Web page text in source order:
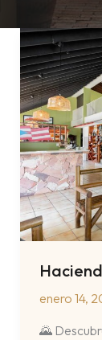
enero 14,
🌄